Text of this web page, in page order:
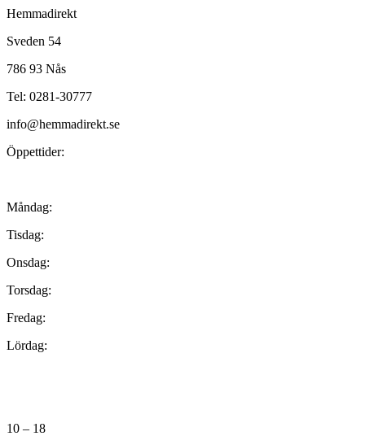
Hemmadirekt
Sveden 54
786 93 Nås
Tel: 0281-30777
info@hemmadirekt.se
Öppettider:
Måndag:
Tisdag:
Onsdag:
Torsdag:
Fredag:
Lördag:
10 – 18